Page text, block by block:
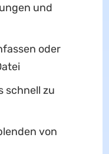
und
oder
schnell zu
von